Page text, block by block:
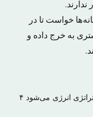
خواست تا در
به خرج داده و
انرژی می‌شود ۴